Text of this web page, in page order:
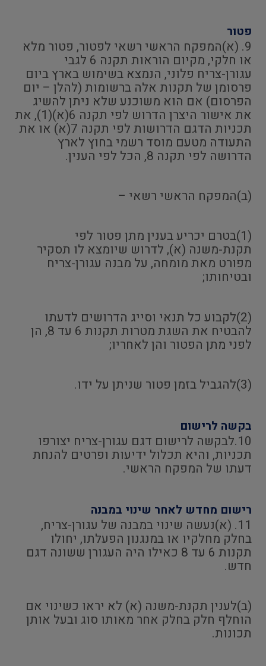
פטור
9. (א)המפקח הראשי רשאי לפטור, פטור מלא
או חלקי, מקיום הוראות תקנה 6 לגבי
עגורן-צריח פלוני, הנמצא בשימוש בארץ ביום
פרסומן של תקנות אלה ברשומות (להלן – יום
הפרסום) אם הוא משוכנע שלא ניתן להשיג
את אישור היצרן הדרוש לפי תקנה 6(א)(1), את
תכניות הדגם הדרושות לפי תקנה 7(א) או את
התעודה מטעם מוסד רשמי בחוץ לארץ
הדרושה לפי תקנה 8, הכל לפי הענין.
(ב)המפקח הראשי רשאי –
(1)בטרם יכריע בענין מתן פטור לפי
תקנת-משנה (א), לדרוש שיומצא לו תסקיר
מפורט מאת מומחה, על מבנה עגורן-צריח
ובטיחותו;
(2)לקבוע כל תנאי וסייג הדרושים לדעתו
להבטיח את השגת מטרות תקנות 6 עד 8, הן
לפני מתן הפטור והן לאחריו;
(3)להגביל בזמן פטור שניתן על ידו.
בקשה לרישום
10.לבקשה לרישום דגם עגורן-צריח יצורפו
תכניות, והיא תכלול ידיעות ופרטים להנחת
דעתו של המפקח הראשי.
רישום מחדש לאחר שינוי במבנה
11. (א)נעשה שינוי במבנה של עגורן-צריח,
בחלק מחלקיו או במנגנון הפעלתו, יחולו
תקנות 6 עד 8 כאילו היה העגורן ששונה דגם
חדש.
(ב)לענין תקנת-משנה (א) לא יראו כשינוי אם
הוחלף חלק בחלק אחר מאותו סוג ובעל אותן
תכונות.